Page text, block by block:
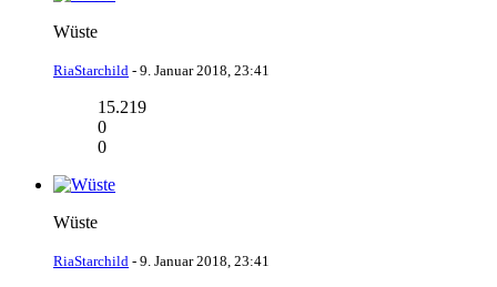
Wüste
RiaStarchild - 9. Januar 2018, 23:41
15.219
0
0
Wüste
RiaStarchild - 9. Januar 2018, 23:41